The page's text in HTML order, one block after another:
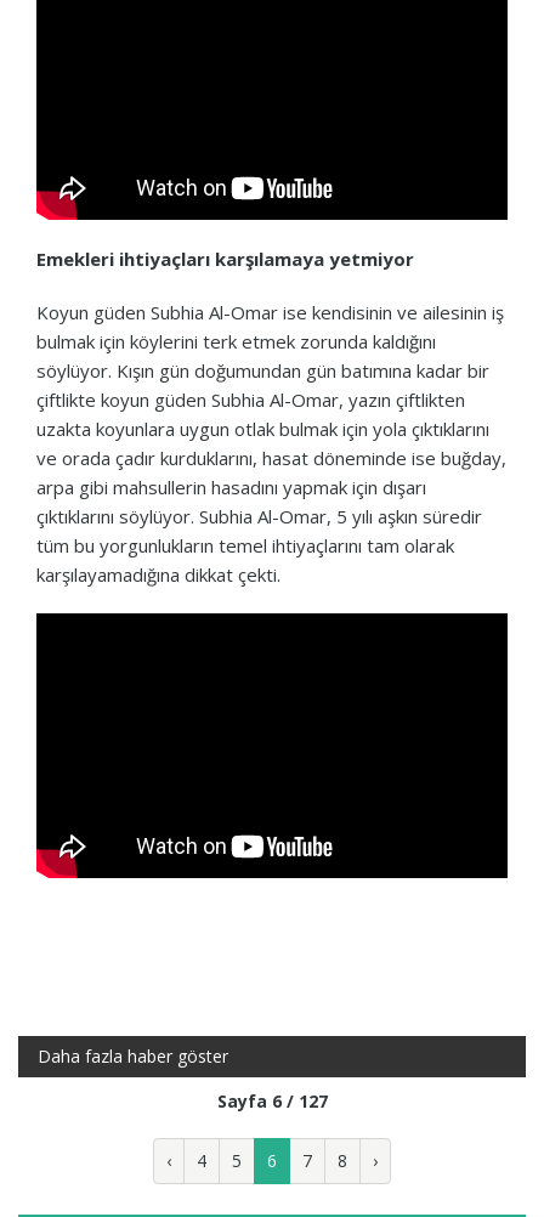
Emekleri ihtiyaçları karşılamaya yetmiyor
Koyun güden Subhia Al-Omar ise kendisinin ve ailesinin iş
bulmak için köylerini terk etmek zorunda kaldığını
söylüyor. Kışın gün doğumundan gün batımına kadar bir
çiftlikte koyun güden Subhia Al-Omar, yazın çiftlikten
uzakta koyunlara uygun otlak bulmak için yola çıktıklarını
ve orada çadır kurduklarını, hasat döneminde ise buğday,
arpa gibi mahsullerin hasadını yapmak için dışarı
çıktıklarını söylüyor. Subhia Al-Omar, 5 yılı aşkın süredir
tüm bu yorgunlukların temel ihtiyaçlarını tam olarak
karşılayamadığına dikkat çekti.
Daha fazla haber göster
Sayfa 6 / 127
‹ 4 5 6 7 8 ›